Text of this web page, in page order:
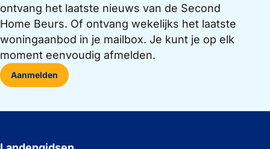
ontvang het laatste nieuws van de Second
Home Beurs. Of ontvang wekelijks het laatste
woningaanbod in je mailbox. Je kunt je op elk
moment eenvoudig afmelden.
Aanmelden